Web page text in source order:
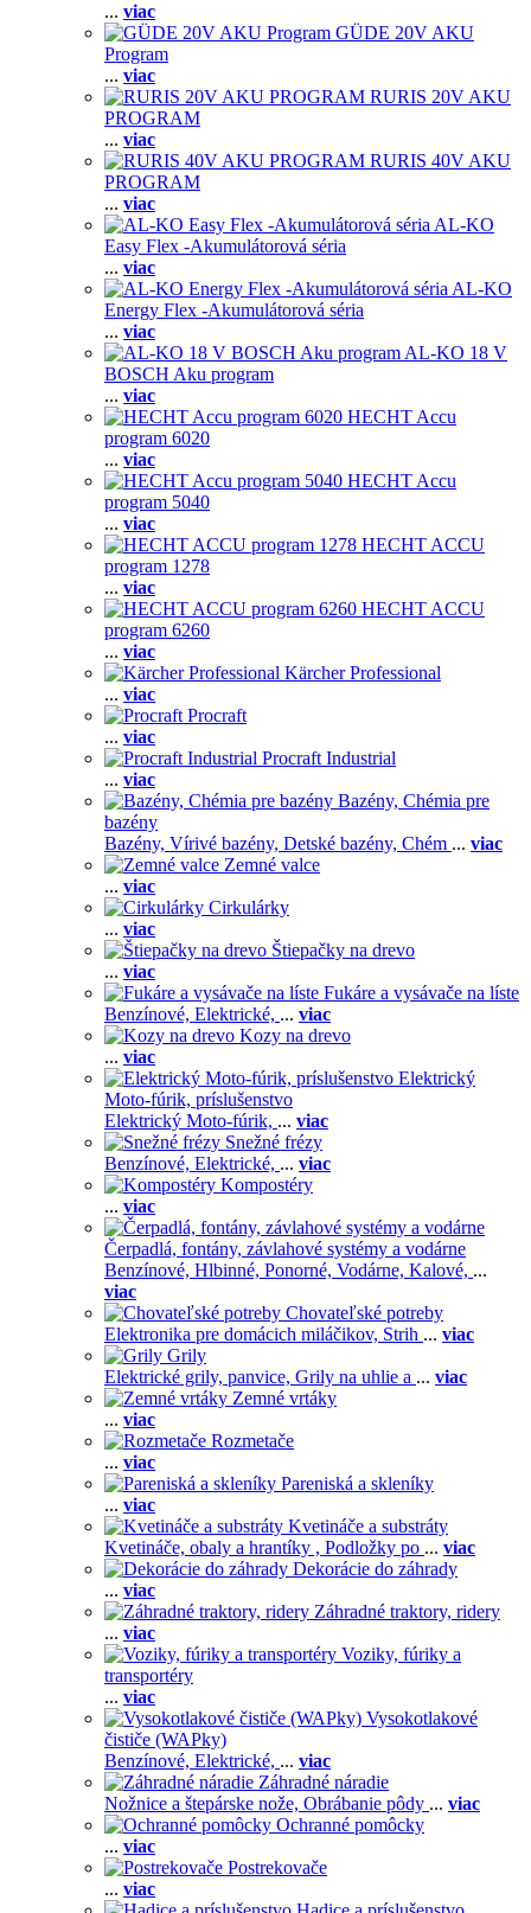
... viac
GÜDE 20V AKU
Program
... viac
RURIS 20V AKU
PROGRAM
... viac
RURIS 40V AKU
PROGRAM
... viac
AL-KO
Easy Flex -Akumulátorová séria
... viac
AL-KO
Energy Flex -Akumulátorová séria
... viac
AL-KO 18 V
BOSCH Aku program
... viac
HECHT Accu
program 6020
... viac
HECHT Accu
program 5040
... viac
HECHT ACCU
program 1278
... viac
HECHT ACCU
program 6260
... viac
Kärcher Professional
... viac
Procraft
... viac
Procraft Industrial
... viac
Bazény, Chémia pre
bazény
Bazény, Vírivé bazény, Detské bazény, Chém ... viac
Zemné valce
... viac
Cirkulárky
... viac
Štiepačky na drevo
... viac
Fukáre a vysávače na líste
Benzínové, Elektrické, ... viac
Kozy na drevo
... viac
Elektrický
Moto-fúrik, príslušenstvo
Elektrický Moto-fúrik, ... viac
Snežné frézy
Benzínové, Elektrické, ... viac
Kompostéry
... viac
Čerpadlá, fontány, závlahové systémy a vodárne
Benzínové, Hlbinné, Ponorné, Vodárne, Kalové, ...
viac
Chovateľské potreby
Elektronika pre domácich miláčikov, Strih ... viac
Grily
Elektrické grily, panvice, Grily na uhlie a ... viac
Zemné vrtáky
... viac
Rozmetače
... viac
Pareniská a skleníky
... viac
Kvetináče a substráty
Kvetináče, obaly a hrantíky , Podložky po ... viac
Dekorácie do záhrady
... viac
Záhradné traktory, ridery
... viac
Voziky, fúriky a
transportéry
... viac
Vysokotlakové
čističe (WAPky)
Benzínové, Elektrické, ... viac
Záhradné náradie
Nožnice a štepárske nože, Obrábanie pôdy ... viac
Ochranné pomôcky
... viac
Postrekovače
... viac